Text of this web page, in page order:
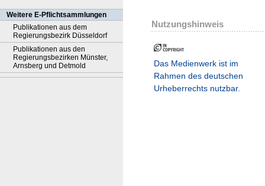
Weitere E-Pflichtsammlungen
Publikationen aus dem
Regierungsbezirk Düsseldorf
Publikationen aus den
Regierungsbezirken Münster,
Arnsberg und Detmold
Nutzungshinweis
Das Medienwerk ist im
Rahmen des deutschen
Urheberrechts nutzbar.